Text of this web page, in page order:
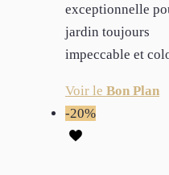
exceptionnelle
jardin toujours
impeccable et
Voir le Bon Plan
-20%